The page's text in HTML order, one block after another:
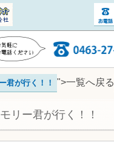
君が行く！！ ">一覧へ戻る
リー君が行く！！